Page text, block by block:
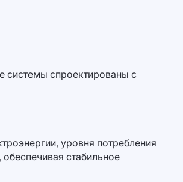
системы спроектированы с
уровня потребления
стабильное